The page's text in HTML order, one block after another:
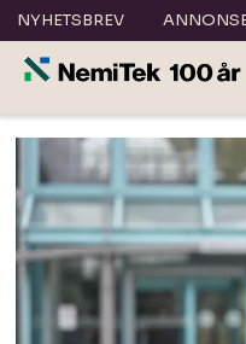
NYHETSBREV
Tag:
energikilder